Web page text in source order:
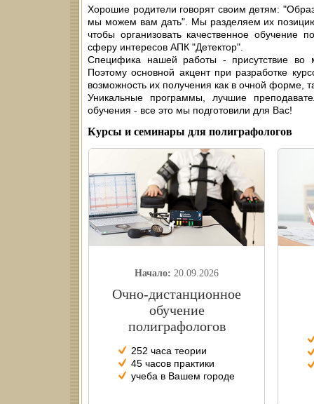
Хорошие родители говорят своим детям:
мы можем вам дать". Мы разделяем их
чтобы организовать качественное обучение
сферу интересов АПК "Детектор".
Специфика нашей работы - присутствие во
Поэтому основной акцент при разработке
возможность их получения как в очной форме,
Уникальные программы, лучшие
обучения - все это мы подготовили для Вас!
Курсы и семинары для полиграфологов
Начало: 20.09.2026
Очно-дистанционное
обучение
полиграфологов
252 часа теории
45 часов практики
учеба в Вашем городе